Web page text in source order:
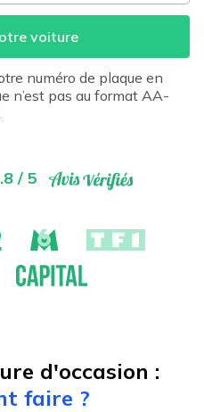
voiture
numéro de plaque en
n’est pas au format AA-
/ 5
d'occasion :
faire ?